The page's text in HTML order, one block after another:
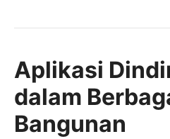
Aplikasi
dalam
Bangunan